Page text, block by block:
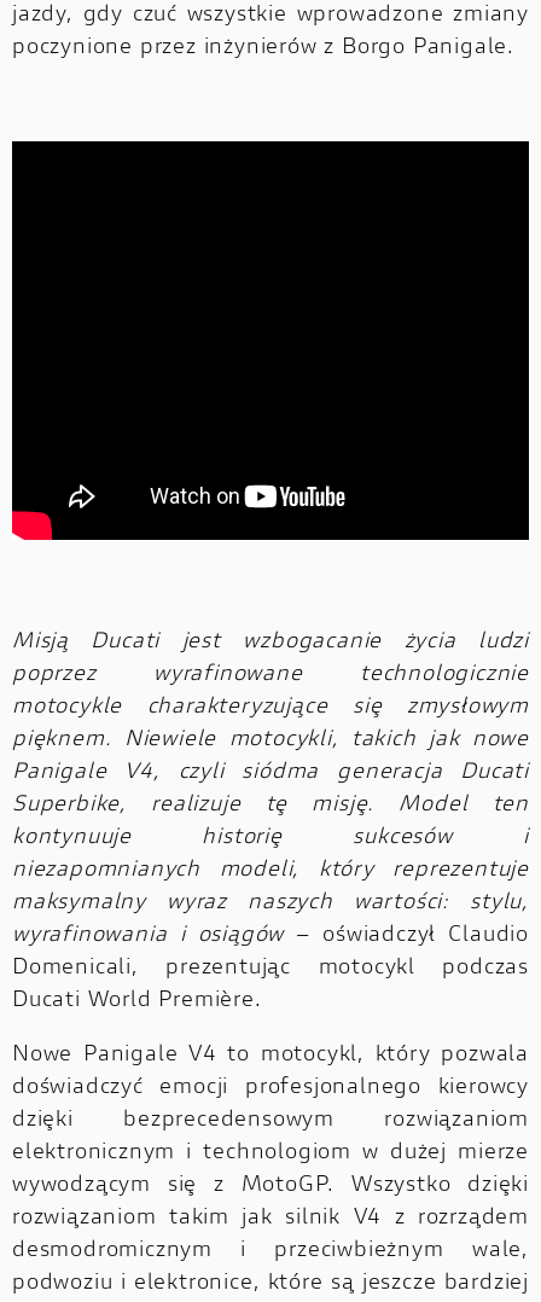
jazdy, gdy czuć wszystkie wprowadzone zmiany
poczynione przez inżynierów z Borgo Panigale.
Misją Ducati jest wzbogacanie życia ludzi
poprzez wyrafinowane technologicznie
motocykle charakteryzujące się zmysłowym
pięknem. Niewiele motocykli, takich jak nowe
Panigale V4, czyli siódma generacja Ducati
Superbike, realizuje tę misję. Model ten
kontynuuje historię sukcesów i
niezapomnianych modeli, który reprezentuje
maksymalny wyraz naszych wartości: stylu,
wyrafinowania i osiągów– oświadczył Claudio
Domenicali, prezentując motocykl podczas
Ducati World Première.
Nowe Panigale V4 to motocykl, który pozwala
doświadczyć emocji profesjonalnego kierowcy
dzięki bezprecedensowym rozwiązaniom
elektronicznym i technologiom w dużej mierze
wywodzącym się z MotoGP. Wszystko dzięki
rozwiązaniom takim jak silnik V4 z rozrządem
desmodromicznym i przeciwbieżnym wale,
podwoziu i elektronice, które są jeszcze bardziej